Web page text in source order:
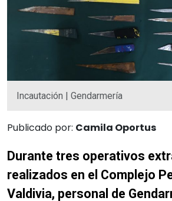
Incautación | Gendarmería
Publicado por: Camila Oportus
Durante tres operativos
realizados en el Complejo
Valdivia, personal de